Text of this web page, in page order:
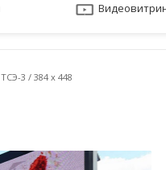
ТСЭ-3 / 384 x 448